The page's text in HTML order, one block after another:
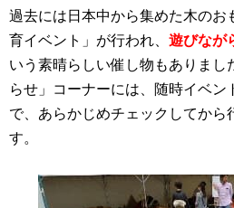
過去には日本中から集めた木のお
育イベント」が行われ、 遊びなが
いう素晴らしい催し物もありまし
らせ」コーナーには、随時イベン
で、あらかじめチェックしてから
す。